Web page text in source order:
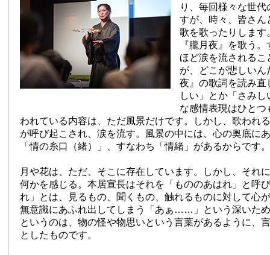
り、毎回様々な世
すが、時々、皆さん
歌を歌ったりします
『朧月夜』を歌う
ほど涙を流されるこ
が、どこが悲しいん
夜』の歌詞を読み直
しい」とか「さみ
な感情表現はひと
われている内容は、ただ風景だけです。しかし、歌われ
が呼び起こされ、涙を流す。風景の中には、心の奥底に
「情の糸口（緒）」、すなわち「情緒」があるからです。
月や花は、ただ、そこに存在しています。しかし、それ
何かを感じる。本居宣長はそれを「もののあはれ」と呼
れ」とは、見るもの、聞くもの、触れるものに対して心
無意識にあふれ出してしまう「あぁ……」という深いた
というのは、物の怪や物思いという言葉があるように、
としたものです。